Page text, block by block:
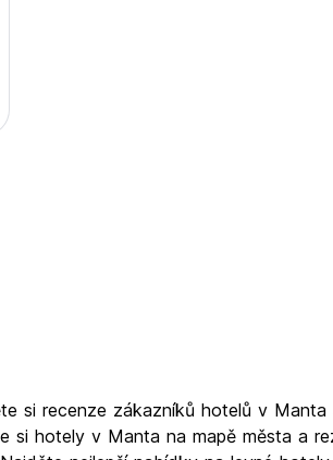
si recenze zákazníků hotelů v Manta
hotely v Manta na mapě města a